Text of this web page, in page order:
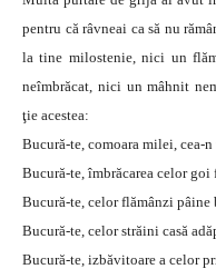
pentru că râvneai ca să nu
la tine milostenie, nici un
neîmbrăcat, nici un mâhnit
ţie acestea:
Bucură-te, comoara milei, cea-n
Bucură-te, îmbrăcarea celor goi
Bucură-te, celor flămânzi pâine
Bucură-te, celor străini casă
Bucură-te, izbăvitoare a celor